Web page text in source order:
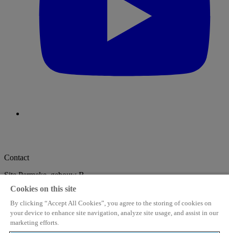
Contact
Site Permeke, gebouw B
De Coninckplein 26
2060 Antwerpen
info@stampmedia.be +32 3 294 68 38
StampMedia
Cookies on this site
By clicking “Accept All Cookies”, you agree to the storing of cookies on
your device to enhance site navigation, analyze site usage, and assist in our
marketing efforts.